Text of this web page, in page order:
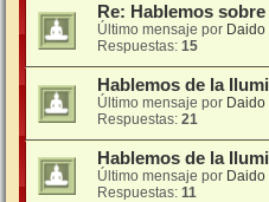
Re: Hablemos
Último mensaje por Daido
Respuestas: 15
Hablemos de la
Último mensaje por Daido
Respuestas: 21
Hablemos de la
Último mensaje por Daido
Respuestas: 11